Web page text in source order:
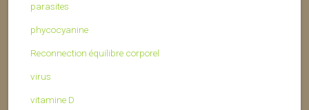
parasites
phycocyanine
Reconnection équilibre corporel
virus
vitamine D